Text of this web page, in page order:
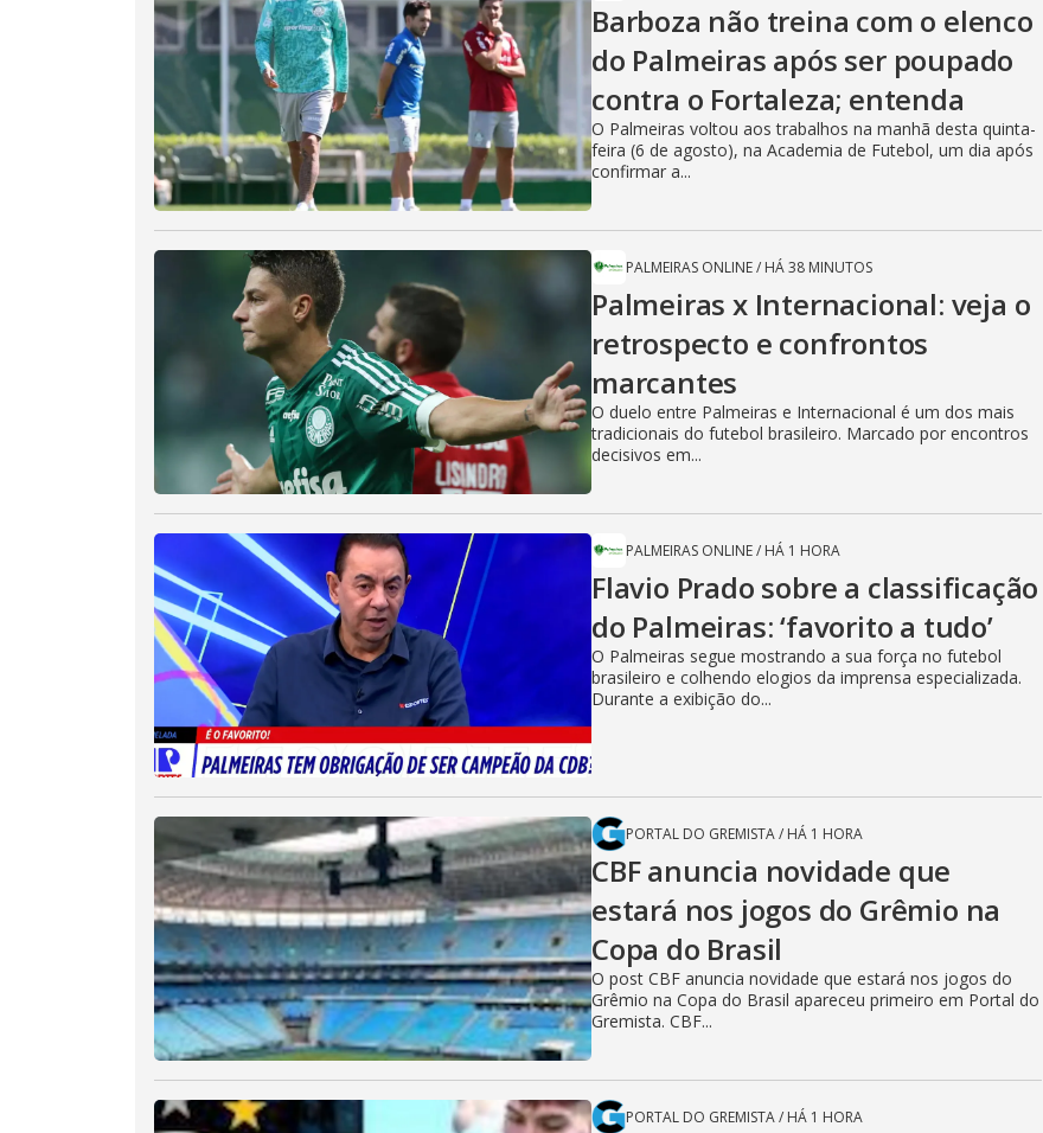
Barboza não treina com o elenco
do Palmeiras após ser poupado
contra o Fortaleza; entenda
O Palmeiras voltou aos trabalhos na manhã desta quinta-
feira (6 de agosto), na Academia de Futebol, um dia após
confirmar a...
PALMEIRAS ONLINE/ HÁ 38 MINUTOS
Palmeiras x Internacional: veja o
retrospecto e confrontos
marcantes
O duelo entre Palmeiras e Internacional é um dos mais
tradicionais do futebol brasileiro. Marcado por encontros
decisivos em...
PALMEIRAS ONLINE/ HÁ 1 HORA
Flavio Prado sobre a classificação
do Palmeiras: ‘favorito a tudo’
O Palmeiras segue mostrando a sua força no futebol
brasileiro e colhendo elogios da imprensa especializada.
Durante a exibição do...
PORTAL DO GREMISTA/ HÁ 1 HORA
CBF anuncia novidade que
estará nos jogos do Grêmio na
Copa do Brasil
O post CBF anuncia novidade que estará nos jogos do
Grêmio na Copa do Brasil apareceu primeiro em Portal do
Gremista. CBF...
PORTAL DO GREMISTA/ HÁ 1 HORA